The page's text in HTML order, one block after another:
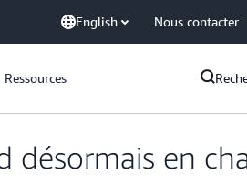
English Nous contacter
Ressources
désormais en